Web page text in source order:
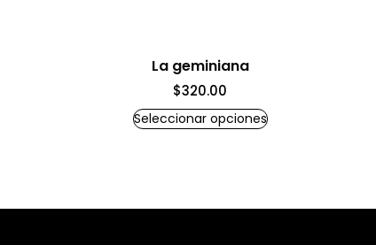
La geminiana
$320.00
Seleccionar opciones